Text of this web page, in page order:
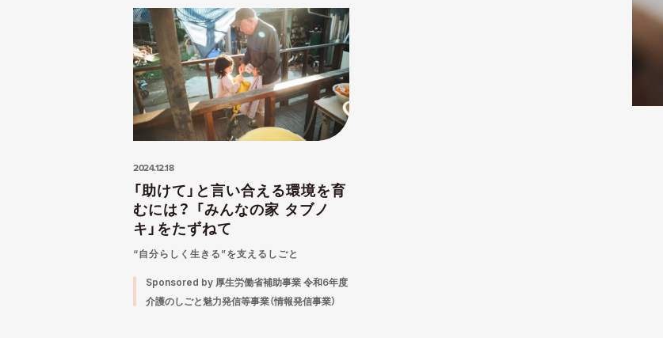
2024.12.18
「助けて」と言い合える環境を育
むには？ 「みんなの家 タブノ
キ」をたずねて
“自分らしく生きる”を支えるしごと
Sponsored by 厚生労働省補助事業 令和6年度
介護のしごと魅力発信等事業（情報発信事業）